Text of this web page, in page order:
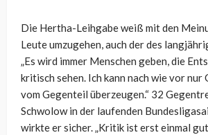
Die Hertha-Leihgabe weiß mit den
Leute umzugehen, auch der des
„Es wird immer Menschen geben, die
kritisch sehen. Ich kann nach wie vor nur
vom Gegenteil überzeugen.“ 32
Schwolow in der laufenden
wirkte er sicher. „Kritik ist erst einmal